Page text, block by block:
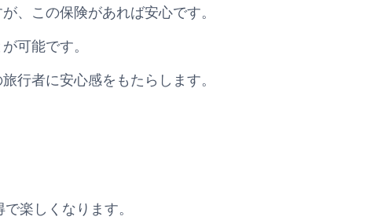
、この保険があれば安心です。
可能です。
行者に安心感をもたらします。
楽しくなります。